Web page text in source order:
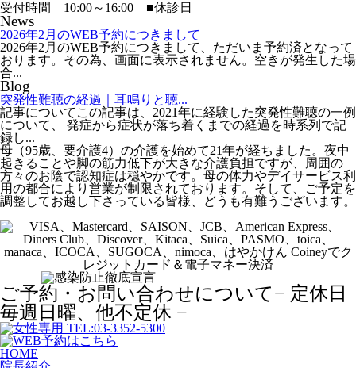
受付時間 10:00～16:00 ■休診日
News
2026年2月のWEB予約につきまして
2026年2月のWEB予約につきまして、ただいま予約済となって
おります。その為、画面に表示されません。空きが発生した場
合...
Blog
突発性難聴の経過｜耳鳴りと聴...
記事についてこの記事は、2021年に経験した突発性難聴の一例
について、 発症から症状が落ち着くまでの経過を時系列で記
録し...
母（95歳、要介護4）の介護を始めて21年が経ちました。夜中
起きることや脚の筋力低下が大きな介護負担ですが、周囲の
方々のお陰で認知症は穏やかです。母の体力やデイサービス利
用の都合により営業が制限されております。そして、ご予定を
調整してお越し下さっている皆様、どうも有難うございます。
ご予約・お問い合わせについて− 定休日
毎週日曜、他不定休 −
HOME